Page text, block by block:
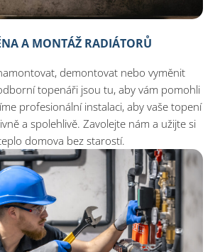
A MONTÁŽ RADIÁTORŮ
demontovat nebo vyměnit
topenáři jsou tu, aby vám pomohli
profesionální instalaci, aby vaše topení
a spolehlivě. Zavolejte nám a užijte si
domova bez starostí.